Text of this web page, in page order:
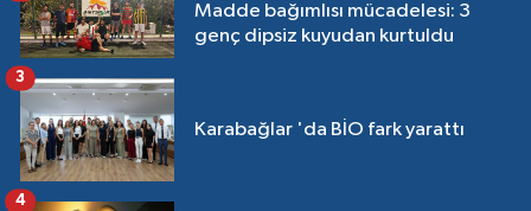
Madde bağımlısı mücadelesi: 3
genç dipsiz kuyudan kurtuldu
Karabağlar 'da BİO fark yarattı
3
4